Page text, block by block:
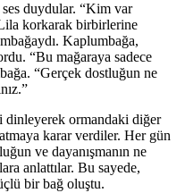
duydular. “Kim var
Lila korkarak birbirlerine
Kaplumbağa,
“Bu mağaraya sadece
“Gerçek dostluğun ne
dinleyerek ormandaki diğer
karar verdiler. Her gün
ve dayanışmanın ne
anlattılar. Bu sayede,
bir bağ oluştu.